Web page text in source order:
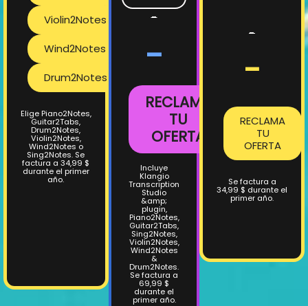
Violin2Notes
Wind2Notes
Drum2Notes
Elige Piano2Notes,
Guitar2Tabs,
Drum2Notes,
Violin2Notes,
Wind2Notes o
Sing2Notes. Se
factura a 34,99 $
durante el primer
año.
-
-
RECLAMA
TU
OFERTA
Incluye
Klangio
Transcription
Studio
&amp;
plugin,
Piano2Notes,
Guitar2Tabs,
Sing2Notes,
Violin2Notes,
Wind2Notes
&
Drum2Notes.
Se factura a
69,99 $
durante el
primer año.
-
-
RECLAMA
TU
OFERTA
Se factura a
34,99 $ durante el
primer año.